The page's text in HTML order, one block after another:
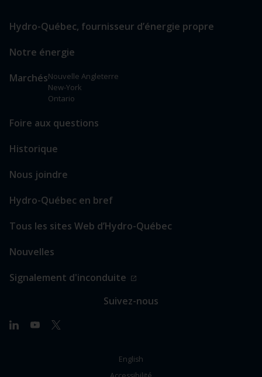
page
DE
PAGE
vers
sections
Hydro-Québec, fournisseur d’énergie propre
Notre énergie
MarchésNouvelle Angleterre
New-York
Ontario
Foire aux questions
Historique
Nous joindre
Hydro-Québec en bref
Tous les sites Web d’Hydro-Québec
Nouvelles
Signalement d'inconduite
Suivez-nous
English